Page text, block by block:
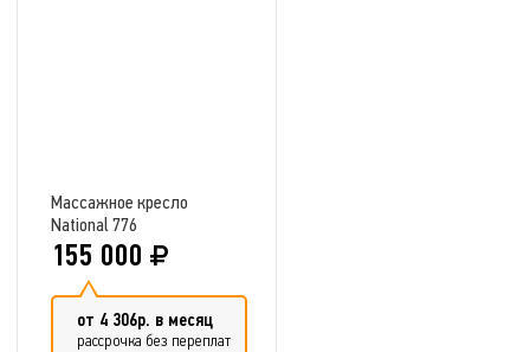
Массажное кресло
National 776
155 000
от 4 306р. в месяц
рассрочка без переплат